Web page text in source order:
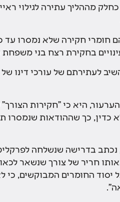
מההליך עתירה לגילוי
חומרי חקירה שלא נמסרו עד
בחקירת רצח בני
לעתירתם של עורכי דינו
היא כי "חקירות
כדין, כך שההודאות שנמסרו
נכתב בדרישה שנשלחה
חריר של צורך שנשאר
על יסוד החומרים המבוקשים,